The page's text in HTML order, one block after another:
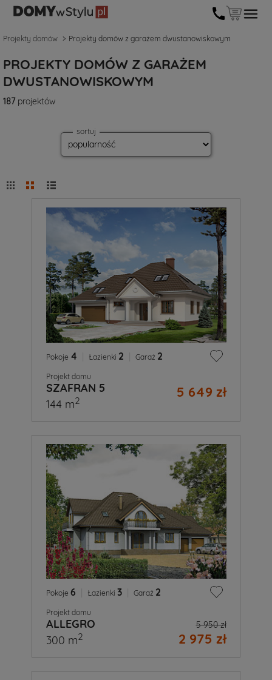
Projekty domów Projekty domów z garażem dwustanowiskowym
PROJEKTY DOMÓW Z GARAŻEM
DWUSTANOWISKOWYM
187projektów
sortuj
Pokoje 4 Łazienki 2 Garaż 2
Projekt domu
SZAFRAN 5 5 649 zł
144 m2
Pokoje 6 Łazienki 3 Garaż 2
Projekt domu
ALLEGRO 5 950 zł
2 975 zł
300 m2